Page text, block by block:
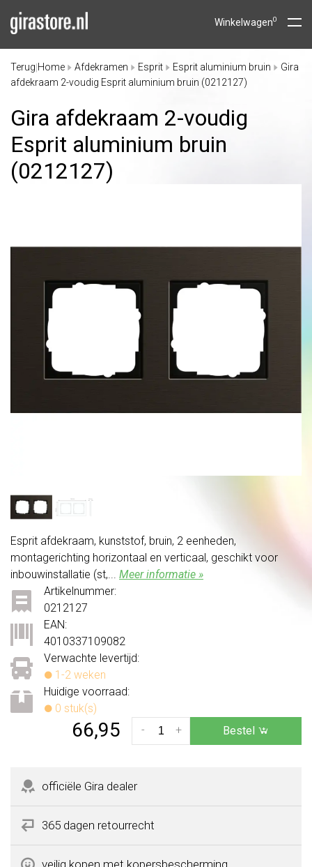
Winkelwagen0
Terug Home Afdekramen Esprit Esprit aluminium bruin
Gira
afdekraam 2-voudig Esprit aluminium bruin (0212127)
Gira afdekraam 2-voudig
Esprit aluminium bruin
(0212127)
Esprit afdekraam, kunststof, bruin, 2 eenheden,
montagerichting horizontaal en verticaal, geschikt voor
inbouwinstallatie (st,... Meer informatie »
Verwachte levertijd:
1-2 weken
Huidige voorraad:
0 stuk(s)
Artikelnummer:
0212127
EAN:
4010337109082
66,95 +
- Bestel
officiële Gira dealer
365 dagen retourrecht
veilig kopen met kopersbescherming